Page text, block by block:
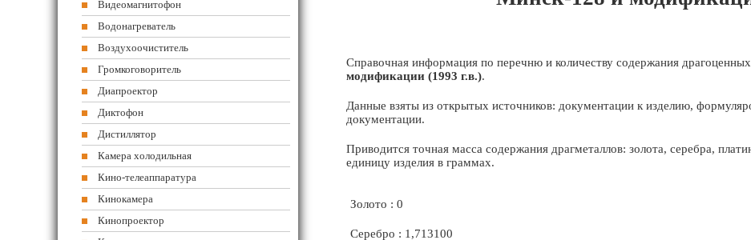
Справочная информация по перечню и количеству содержания
модификации (1993 г.в.).
Данные взяты из открытых источников: документации к изделию,
документации.
Приводится точная масса содержания драгметаллов: золота, серебра,
единицу изделия в граммах.
Золото : 0
Серебро : 1,713100
Видеомагнитофон
Водонагреватель
Воздухоочиститель
Громкоговоритель
Диапроектор
Диктофон
Дистиллятор
Камера холодильная
Кино-телеаппаратура
Кинокамера
Кинопроектор